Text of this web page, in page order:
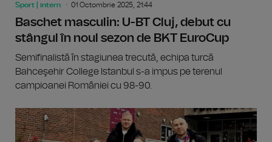
Sport | intern 01 Octombrie 2025, 21:44
Baschet masculin: U-BT Cluj, debut cu
stângul în noul sezon de BKT EuroCup
Semifinalistă în stagiunea trecută, echipa turcă
Bahceşehir College Istanbul s-a impus pe terenul
campioanei României cu 98-90.